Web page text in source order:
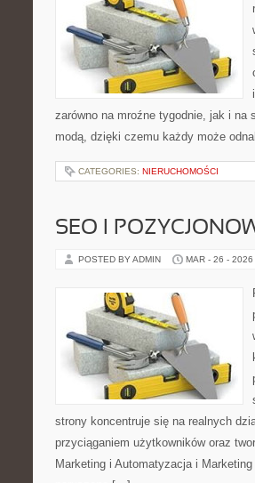
zarówno na mroźne tygodnie, jak i na
modą, dzięki czemu każdy może
CATEGORIES: NIERUCHOMOŚCI
SEO I
POSTED BY ADMIN MAR - 26 - 2026
strony koncentruje się na realnych
przyciąganiem użytkowników oraz
Marketing i Automatyzacja i